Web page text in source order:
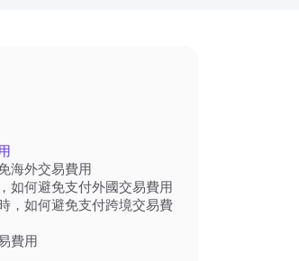
海外交易費用
如何避免支付外國交易費用
，如何避免支付跨境交易費
費用